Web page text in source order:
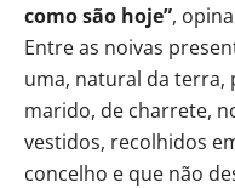
como são hoje”,
Entre as noivas
uma, natural da terra,
marido, de charrete,
vestidos, recolhidos
concelho e que não